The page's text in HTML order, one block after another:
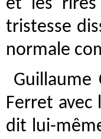
et les rires
tristesse
normale
Guillaume
Ferret
dit lui-